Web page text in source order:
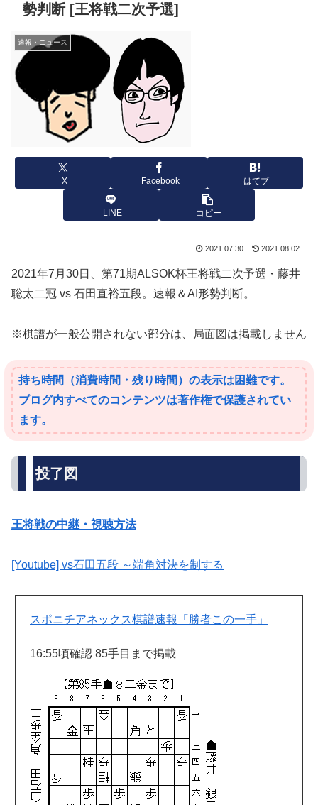
勢判断 [王将戦二次予選]
速報・ニュース
X Facebook はてブ
LINE コピー
2021.07.30 2021.08.02
2021年7月30日、第71期ALSOK杯王将戦二次予選・藤井
聡太二冠 vs 石田直裕五段。速報＆AI形勢判断。
※棋譜が一般公開されない部分は、局面図は掲載しません
持ち時間（消費時間・残り時間）の表示は困難です。
ブログ内すべてのコンテンツは著作権で保護されてい
ます。
投了図
王将戦の中継・視聴方法
[Youtube] vs石田五段 ～端角対決を制する
スポニチアネックス棋譜速報「勝者この一手」
16:55頃確認 85手目まで掲載